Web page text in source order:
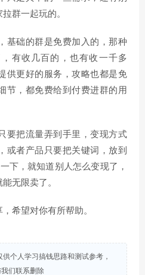
群一起玩的。
基础的群是免费加入的，那种
有收几百的，也有收一千多
供更好的服务，攻略也都是免
节，都免费给到付费进群的用
要把流量弄到手里，变现方式
或者产品只要把关键词，放到
下，就知道别人怎么变现了，
无限卖了。
希望对你有所帮助。
个人学习搞钱思路和测试参考，
们联系删除